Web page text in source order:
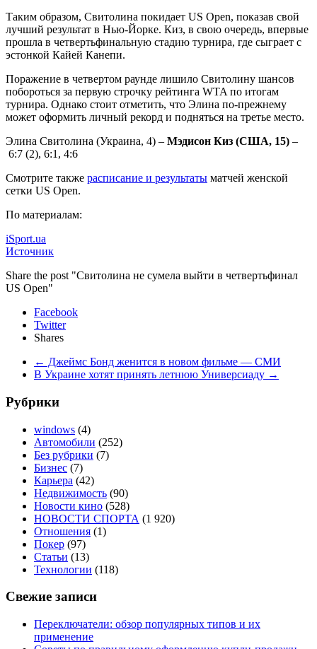
Таким образом, Свитолина покидает US Open, показав свой
лучший результат в Нью-Йорке. Киз, в свою очередь, впервые
прошла в четвертьфинальную стадию турнира, где сыграет с
эстонкой Кайей Канепи.
Поражение в четвертом раунде лишило Свитолину шансов
побороться за первую строчку рейтинга WTA по итогам
турнира. Однако стоит отметить, что Элина по-прежнему
может оформить личный рекорд и подняться на третье место.
Элина Свитолина (Украина, 4) – Мэдисон Киз (США, 15) –
6:7 (2), 6:1, 4:6
Смотрите также расписание и результаты матчей женской
сетки US Open.
По материалам:
iSport.ua
Источник
Share the post "Свитолина не сумела выйти в четвертьфинал
US Open"
Facebook
Twitter
Shares
← Джеймс Бонд женится в новом фильме — СМИ
В Украине хотят принять летнюю Универсиаду →
Рубрики
windows (4)
Автомобили (252)
Без рубрики (7)
Бизнес (7)
Карьера (42)
Недвижимость (90)
Новости кино (528)
НОВОСТИ СПОРТА (1 920)
Отношения (1)
Покер (97)
Статьи (13)
Технологии (118)
Свежие записи
Переключатели: обзор популярных типов и их
применение